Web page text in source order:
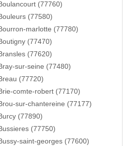
(77760)
(77580)
marlotte (77780)
(77470)
(77620)
sur-seine (77480)
(77720)
comte-robert (77170)
sur-chantereine (77177)
(77890)
(77750)
saint-georges (77600)